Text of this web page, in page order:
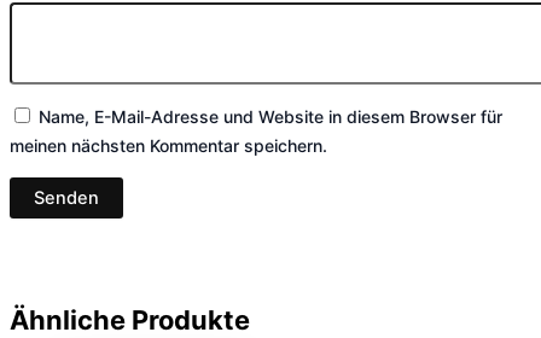
Name, E-Mail-Adresse und Website in diesem Browser für
meinen nächsten Kommentar speichern.
Ähnliche Produkte